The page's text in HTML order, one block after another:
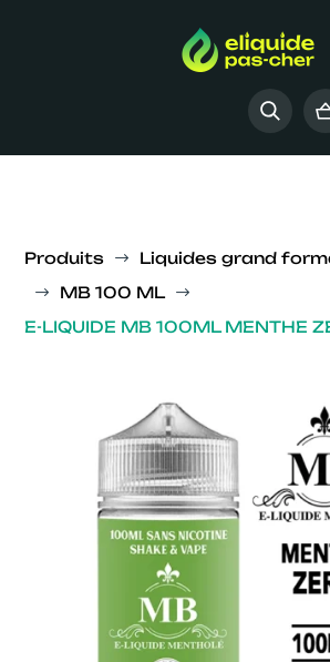
Produits $ Liquides grand
$ MB 100 ML $
E-LIQUIDE MB 100ML MENTHE